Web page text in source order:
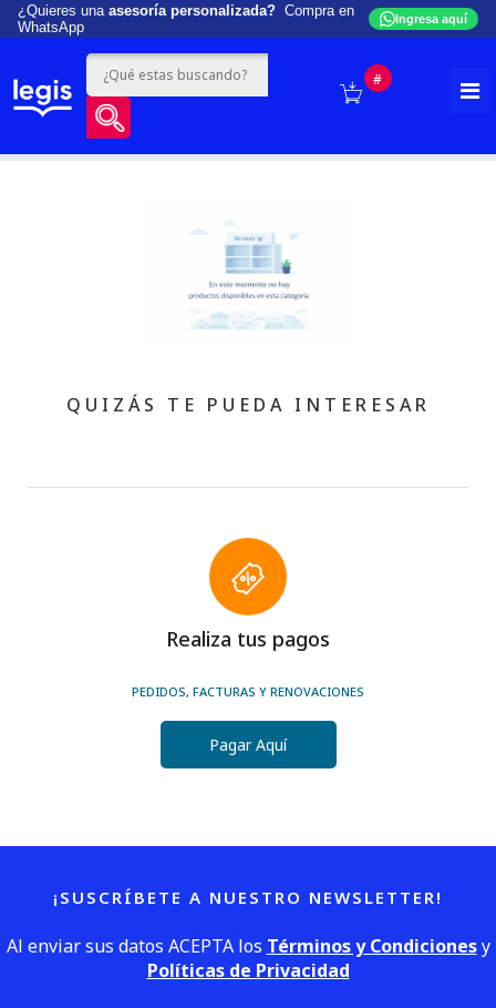
¿Quieres una asesoría personalizada? Compra en
WhatsApp
Ingresa aquí
#
QUIZÁS TE PUEDA INTERESAR
Realiza tus pagos
PEDIDOS, FACTURAS Y RENOVACIONES
Pagar Aquí
¡SUSCRÍBETE A NUESTRO NEWSLETTER!
Al enviar sus datos ACEPTA los Términos y Condicionesy
Políticas de Privacidad